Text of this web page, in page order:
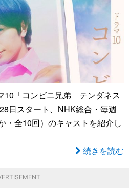
10「コンビニ兄弟 テンダネス
日スタート、NHK総合・毎週
・全10回）のキャストを紹介し
続きを読む